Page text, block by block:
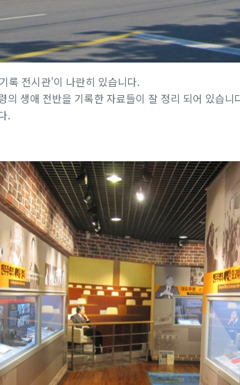
록 전시관'이 나란히 있습니다.
의 생애 전반을 기록한 자료들이 잘 정리 되어 있습
.